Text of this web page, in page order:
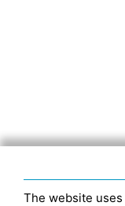
The website uses